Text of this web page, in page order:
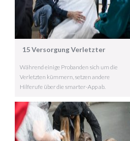
15 Versorgung Verletzter
Während einige Probanden sich um die
Verletzten kümmern, setzen andere
Hilferufe über die smarter-App ab.